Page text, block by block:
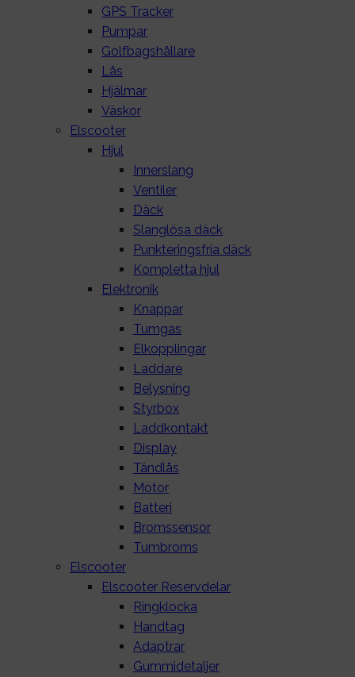
GPS Tracker
Pumpar
Golfbagshållare
Lås
Hjälmar
Väskor
Elscooter
Hjul
Innerslang
Ventiler
Däck
Slanglösa däck
Punkteringsfria däck
Kompletta hjul
Elektronik
Knappar
Tumgas
Elkopplingar
Laddare
Belysning
Styrbox
Laddkontakt
Display
Tändlås
Motor
Batteri
Bromssensor
Tumbroms
Elscooter
Elscooter Reservdelar
Ringklocka
Handtag
Adaptrar
Gummidetaljer